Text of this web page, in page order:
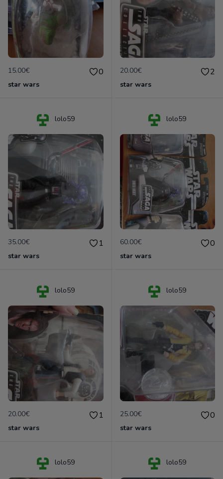
15.00€ 0
star wars
20.00€ 2
star wars
lolo59
35.00€ 1
star wars
lolo59
60.00€ 0
star wars
lolo59
20.00€ 1
star wars
lolo59
25.00€ 0
star wars
lolo59 lolo59